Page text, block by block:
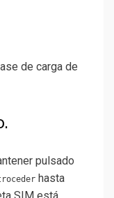
de carga de
pulsado
hasta